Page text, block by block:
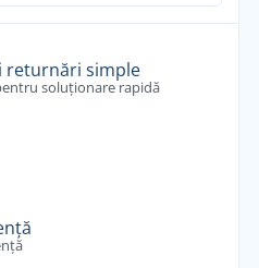
returnări simple
soluționare rapidă